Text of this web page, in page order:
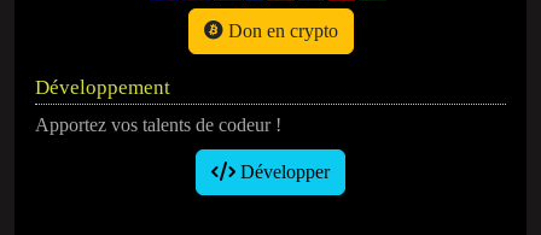
Don en crypto
Développement
Apportez vos talents de codeur !
Développer